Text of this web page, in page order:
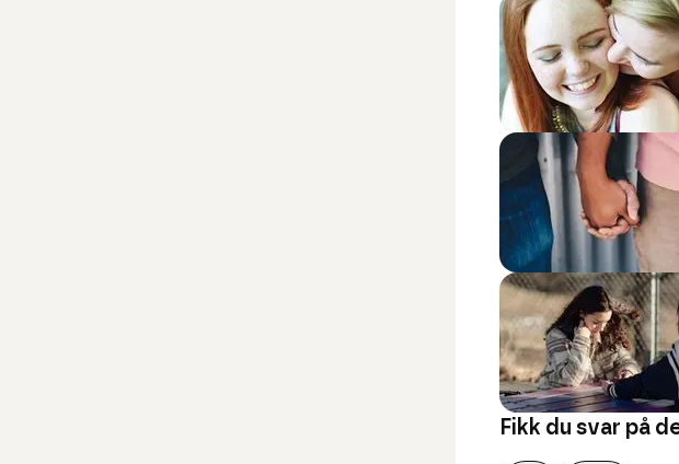
Fikk du svar på